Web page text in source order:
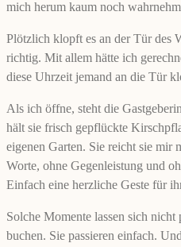
mich herum kaum noch
Plötzlich klopft es an der Tür des
richtig. Mit allem hätte ich
diese Uhrzeit jemand an die Tür
Als ich öffne, steht die
hält sie frisch gepflückte
eigenen Garten. Sie reicht sie mir
Worte, ohne Gegenleistung und
Einfach eine herzliche Geste für
Solche Momente lassen sich
buchen. Sie passieren einfach.